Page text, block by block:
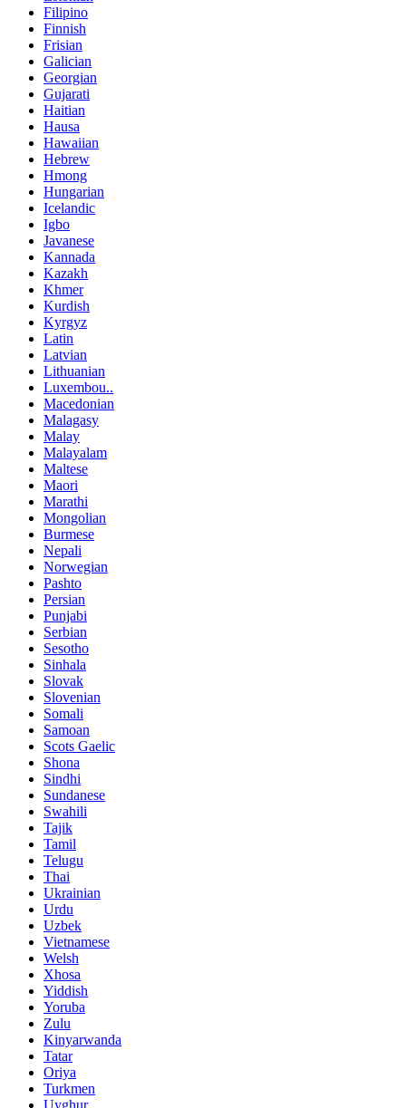
Filipino
Finnish
Frisian
Galician
Georgian
Gujarati
Haitian
Hausa
Hawaiian
Hebrew
Hmong
Hungarian
Icelandic
Igbo
Javanese
Kannada
Kazakh
Khmer
Kurdish
Kyrgyz
Latin
Latvian
Lithuanian
Luxembou..
Macedonian
Malagasy
Malay
Malayalam
Maltese
Maori
Marathi
Mongolian
Burmese
Nepali
Norwegian
Pashto
Persian
Punjabi
Serbian
Sesotho
Sinhala
Slovak
Slovenian
Somali
Samoan
Scots Gaelic
Shona
Sindhi
Sundanese
Swahili
Tajik
Tamil
Telugu
Thai
Ukrainian
Urdu
Uzbek
Vietnamese
Welsh
Xhosa
Yiddish
Yoruba
Zulu
Kinyarwanda
Tatar
Oriya
Turkmen